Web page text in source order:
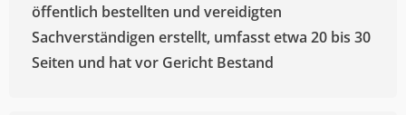
öffentlich bestellten und vereidigten
Sachverständigen erstellt, umfasst etwa 20 bis 30
Seiten und hat vor Gericht Bestand